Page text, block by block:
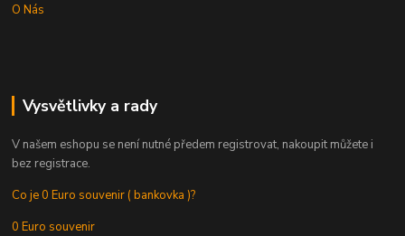
O Nás
Vysvětlivky a rady
V našem eshopu se není nutné předem registrovat, nakoupit můžete i
bez registrace.
Co je 0 Euro souvenir ( bankovka )?
0 Euro souvenir